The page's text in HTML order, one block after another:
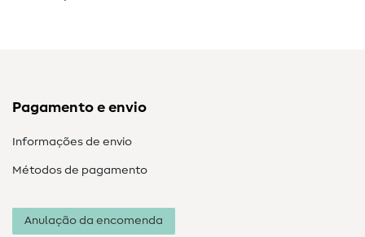
Pagamento e envio
Informações de envio
Métodos de pagamento
Anulação da encomenda